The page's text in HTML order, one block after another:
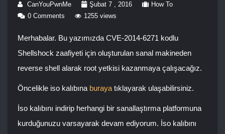
CanYouPwnMe Şubat 7 , 2016
How To
0 Comments
1255 views
Merhabalar. Bu yazımızda CVE-2014-6271 kodlu
Shellshock zaafiyeti için oluşturulan sanal makineden
reverse shell alarak root yetkisi kazanmaya çalışacağız.
Öncelikle iso kalıbına buraya tıklayarak ulaşabilirsiniz.
İso kalıbını indirip herhangi bir sanallaştırma platformuna
kurduğunuzu varsayarak devam ediyorum. İso kalıbını